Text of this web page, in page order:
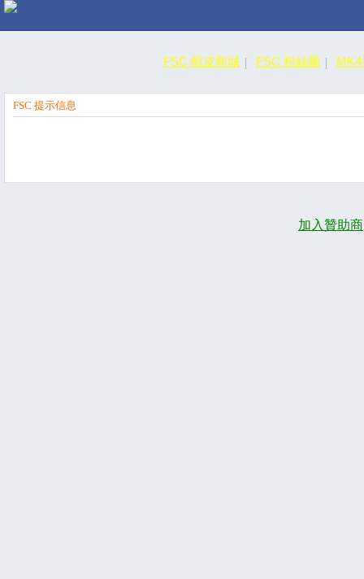
FSC 蝦皮商城 FSC 粉絲團
FSC 提示信息
加入贊助商